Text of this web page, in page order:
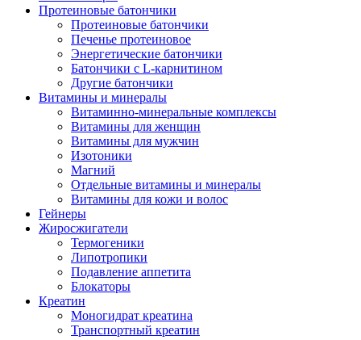
Протеиновые батончики
Протеиновые батончики
Печенье протеиновое
Энергетические батончики
Батончики с L-карнитином
Другие батончики
Витамины и минералы
Витаминно-минеральные комплексы
Витамины для женщин
Витамины для мужчин
Изотоники
Магний
Отдельные витамины и минералы
Витамины для кожи и волос
Гейнеры
Жиросжигатели
Термогеники
Липотропики
Подавление аппетита
Блокаторы
Креатин
Моногидрат креатина
Транспортный креатин